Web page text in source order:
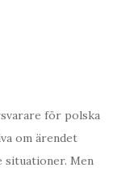
för polska
om ärendet
situationer. Men